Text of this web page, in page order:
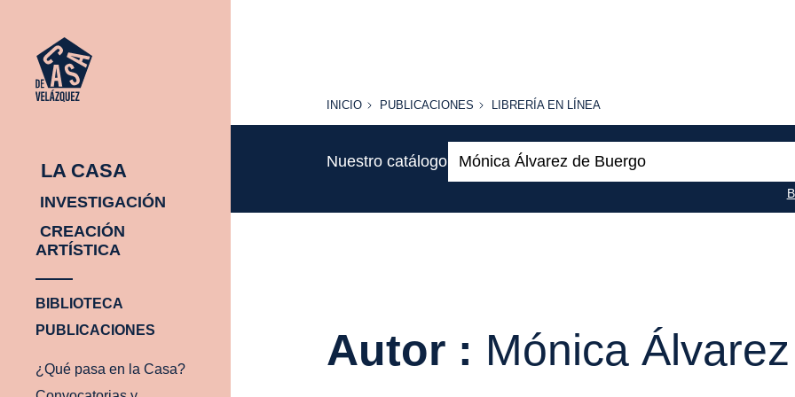
LA CASA
INVESTIGACIÓN
CREACIÓN
ARTÍSTICA
BIBLIOTECA
PUBLICACIONES
¿Qué pasa en la Casa?
INICIO
INICIO PUBLICACIONES
PUBLICACIONES
LIBRERÍA
LÍNEA
LIBRERÍA EN LÍNEA
Nuestro catálogo
Autor : Mónica